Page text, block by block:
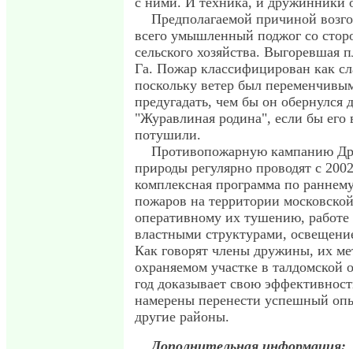
Предполагаемой причиной
всего умышленный поджог со
сельского хозяйства. Выгоревшая
Га. Пожар классифицирован как
поскольку ветер был
предугадать, чем бы он обернулся
"Журавлиная родина", если бы его
потушили.
Противопожарную кампанию
природы регулярно проводят с
комплексная программа по
пожаров на территории
оперативному их тушению, работе
властными структурами,
Как говорят члены дружины, их
охраняемом участке в талдомской
год доказывает свою
намерены перенести успешный
другие районы.
Дополнительная информация: